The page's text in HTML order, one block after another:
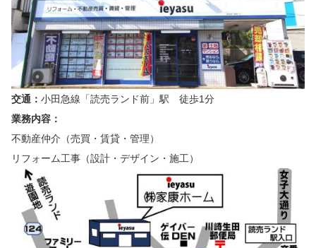
交通： 小田急線「読売ランド前」駅 徒歩1分
業務内容：
不動産仲介（売買・賃貸・管理）
リフォーム工事（設計・デザイン・施工）